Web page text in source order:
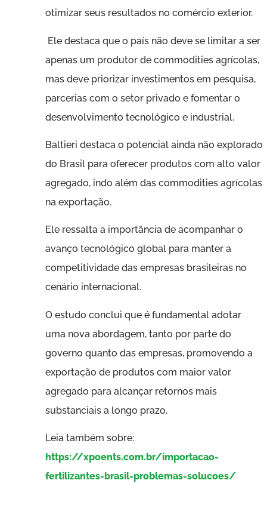
otimizar seus resultados no comércio exterior.
Ele destaca que o país não deve se limitar a ser
apenas um produtor de commodities agrícolas,
mas deve priorizar investimentos em pesquisa,
parcerias com o setor privado e fomentar o
desenvolvimento tecnológico e industrial.
Baltieri destaca o potencial ainda não explorado
do Brasil para oferecer produtos com alto valor
agregado, indo além das commodities agrícolas
na exportação.
Ele ressalta a importância de acompanhar o
avanço tecnológico global para manter a
competitividade das empresas brasileiras no
cenário internacional.
O estudo conclui que é fundamental adotar
uma nova abordagem, tanto por parte do
governo quanto das empresas, promovendo a
exportação de produtos com maior valor
agregado para alcançar retornos mais
substanciais a longo prazo.
Leia também sobre:
https://xpoents.com.br/importacao-
fertilizantes-brasil-problemas-solucoes/